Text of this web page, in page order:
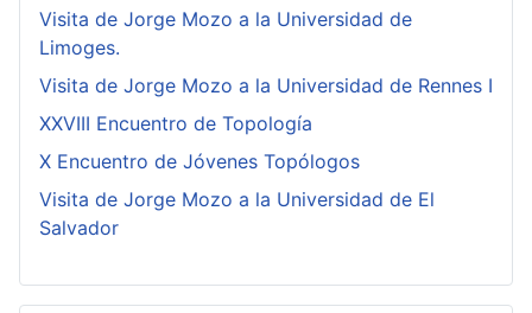
Visita de Jorge Mozo a la Universidad de
Limoges.
Visita de Jorge Mozo a la Universidad de Rennes I
XXVIII Encuentro de Topología
X Encuentro de Jóvenes Topólogos
Visita de Jorge Mozo a la Universidad de El
Salvador